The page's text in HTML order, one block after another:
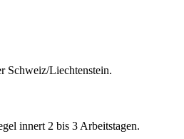
Schweiz/Liechtenstein.
innert 2 bis 3 Arbeitstagen.